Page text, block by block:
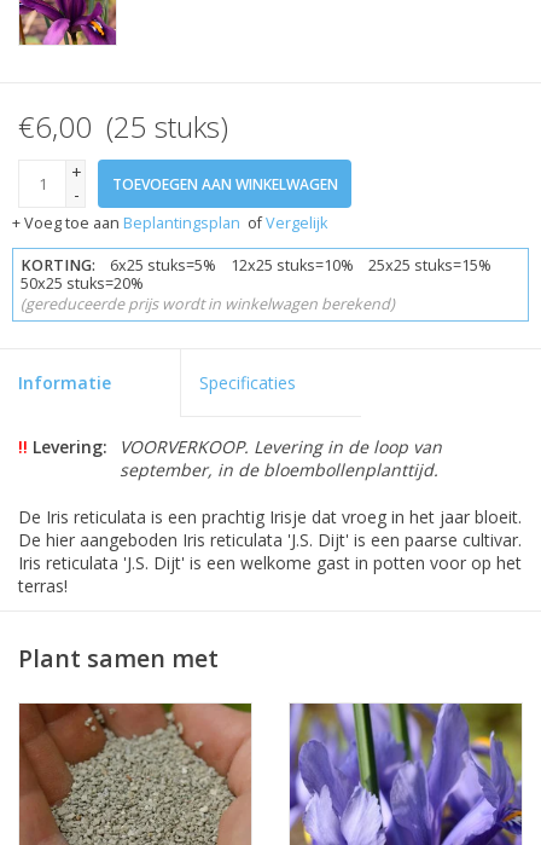
€6,00 (25 stuks)
+
-
TOEVOEGEN AAN WINKELWAGEN
+ Voeg toe aan Beplantingsplan ofVergelijk
KORTING: 6x25 stuks=5% 12x25 stuks=10% 25x25 stuks=15%
50x25 stuks=20%
(gereduceerde prijs wordt in winkelwagen berekend)
Informatie Specificaties
!! Levering:
VOORVERKOOP. Levering in de loop van
september, in de bloembollenplanttijd.
De Iris reticulata is een prachtig Irisje dat vroeg in het jaar bloeit.
De hier aangeboden Iris reticulata 'J.S. Dijt' is een paarse cultivar.
Iris reticulata 'J.S. Dijt' is een welkome gast in potten voor op het
terras!
Plant samen met